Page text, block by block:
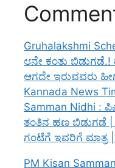
Gruhalakshmi
೮ನೇ ಕಂತು
ಆಗದೇ ಇರುವವರು
Kannada News
Samman Nidhi :
ತಂತಿನ ಹಣ ಬಿಡುಗಡೆ |
ಗಂಟೆಗೆ ಇವರಿಗೆ ಮಾತ್ರ
PM Kisan